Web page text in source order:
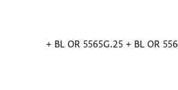
BL OR
+
BL OR 5565G.25
+